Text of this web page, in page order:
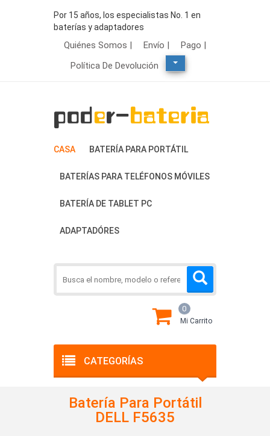
Por 15 años, los especialistas No. 1 en
baterías y adaptadores
Quiénes Somos | Envío |
Pago |
Política De Devolución
CASA BATERÍA PARA PORTÁTIL
BATERÍAS PARA TELÉFONOS MÓVILES
BATERÍA DE TABLET PC
ADAPTADÓRES
CATEGORÍAS
0
Mi Carrito
Batería Para Portátil
DELL F5635